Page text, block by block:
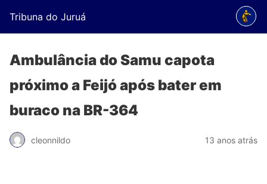
Tribuna do Juruá
Ambulância do Samu capota
próximo a Feijó após bater em
buraco na BR-364
cleonnildo 13 anos atrás